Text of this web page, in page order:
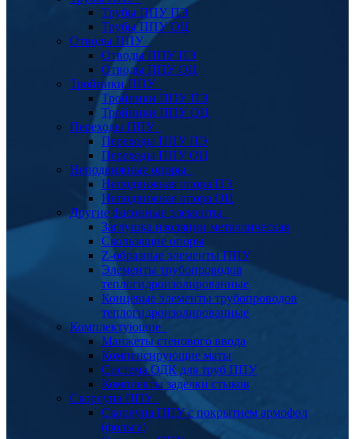
Трубы ППУ ПЭ
Трубы ППУ ОЦ
Отводы ППУ
Отводы ППУ ПЭ
Отводы ППУ ОЦ
Тройники ППУ
Тройники ППУ ПЭ
Тройники ППУ ОЦ
Переходы ППУ
Переходы ППУ ПЭ
Переходы ППУ ОЦ
Неподвижные опоры
Неподвижная опора ПЭ
Неподвижная опора ОЦ
Другие фасонные элементы
Заглушка изоляции металлическая
Скользящие опоры
Z-образные элементы ППУ
Элементы трубопроводов
теплогидроизолированные
Концевые элементы трубопроводов
теплогидроизолированные
Комплектующие
Манжеты стенового ввода
Компенсирующие маты
Система ОДК для труб ППУ
Комплекты заделки стыков
Скорлупа ППУ
Скорлупа ППУ с покрытием армофол
(фольга)